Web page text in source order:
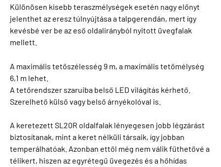
Különösen kisebb teraszmélységek esetén nagy előnyt
jelenthet az eresz túlnyújtása a talpgerendán, mert így
kevésbé ver be az eső oldalirányból nyitott üvegfalak
mellett.
A maximális tetőszélesség 9 m, a maximális tetőmélység
6,1 m lehet.
A tetőrendszer szaruiba belső LED világítás kérhető.
Szerelhető külső vagy belső árnyékolóval is.
A keretezett SL20R oldalfalak lényegesen jobb légzárást
biztosítanak, mint a keret nélküli társaik, így jobban
temperálhatóak. Azonban ettől még nem válik fűthetővé a
télikert, hiszen az egyrétegű üvegezés és a hőhídas